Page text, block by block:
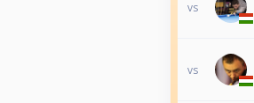
vs
vs